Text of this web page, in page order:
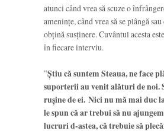
atunci când vrea să scuze o
amenințe, când vrea să se plângă sau
obțină susținere. Cuvântul acesta
în fiecare interviu.
”Știu că suntem Steaua, ne face
suporterii au venit alături de noi.
rușine de ei. Nici nu mă mai duc
le spun că ar trebui să nu
lucruri d-astea, că trebuie să